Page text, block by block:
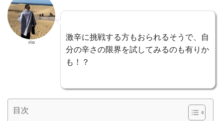
rio
激辛に挑戦する方もおられるそうで、自
分の辛さの限界を試してみるのも有りか
も！？
目次